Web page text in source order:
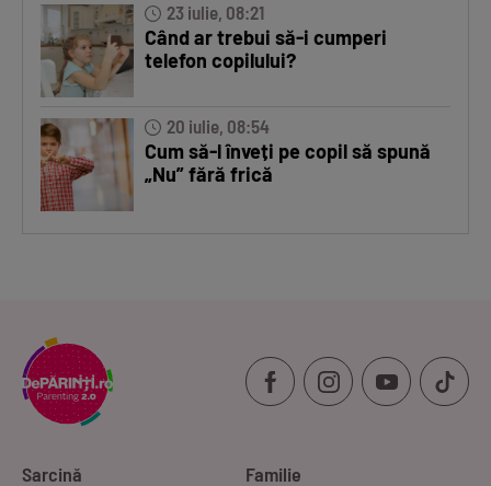
23 iulie, 08:21
Când ar trebui să-i cumperi
telefon copilului?
20 iulie, 08:54
Cum să-l înveți pe copil să spună
„Nu” fără frică
Sarcină Familie